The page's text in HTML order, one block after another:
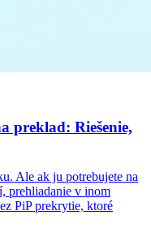
preklad: Riešenie,
Ale ak ju potrebujete na
prehliadanie v inom
PiP prekrytie, ktoré